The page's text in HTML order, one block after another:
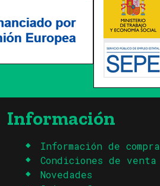
Información
Información de compra
Condiciones de venta
Novedades